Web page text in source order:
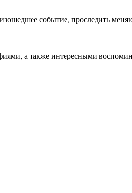
событие, проследить
а также интересными